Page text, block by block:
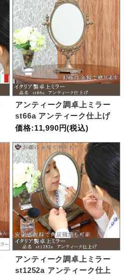
アンティーク調卓上ミラー
st66a アンティーク仕上げ
価格:11,990円(税込)
アンティーク調卓上ミラー
st1252a アンティーク仕上